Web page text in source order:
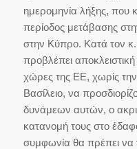
ημερομηνία λήξης, που
περίοδος μετάβασης
στην Κύπρο. Κατά τον
προβλέπει
χώρες της ΕΕ, χωρίς
Βασίλειο, να
δυνάμεων αυτών, ο
κατανομή τους στο
συμφωνία θα πρέπει να